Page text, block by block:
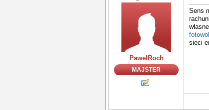
PawelRoch
MAJSTER
Sens
sieci